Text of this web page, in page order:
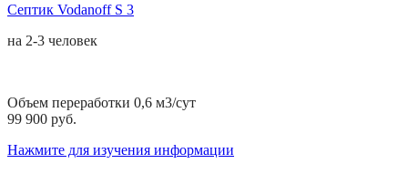
Септик Vodanoff S 3
на 2-3 человек
Объем переработки 0,6 м3/сут
99 900 руб.
Нажмите для изучения информации